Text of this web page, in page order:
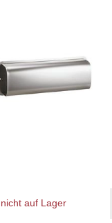
nicht auf Lager